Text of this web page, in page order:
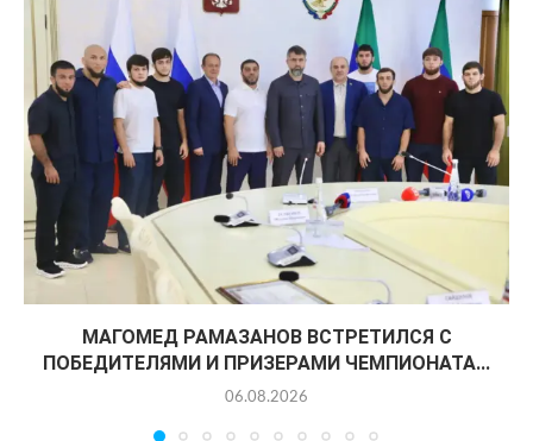
МАГОМЕД РАМАЗАНОВ ВСТРЕТИЛСЯ С
ПОБЕДИТЕЛЯМИ И ПРИЗЕРАМИ ЧЕМПИОНАТА...
06.08.2026